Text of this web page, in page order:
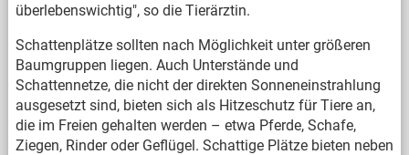
überlebenswichtig", so die Tierärztin.
Schattenplätze sollten nach Möglichkeit unter größeren
Baumgruppen liegen. Auch Unterstände und
Schattennetze, die nicht der direkten Sonneneinstrahlung
ausgesetzt sind, bieten sich als Hitzeschutz für Tiere an,
die im Freien gehalten werden – etwa Pferde, Schafe,
Ziegen, Rinder oder Geflügel. Schattige Plätze bieten neben